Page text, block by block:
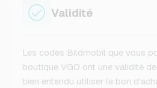
Validité
Les codes Bildmobil que vous
boutique VGO ont une validité
bien entendu utiliser le bon